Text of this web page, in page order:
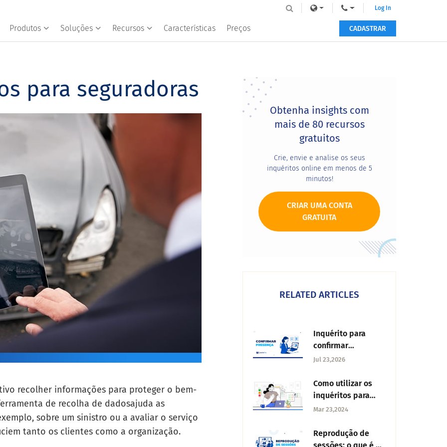
Produtos Soluções Recursos Características Preços
Log In
CADASTRAR
para seguradoras
recolher informações para proteger o bem-
de recolha de dadosajuda as
sobre um sinistro ou a avaliar o serviço
tanto os clientes como a organização.
Primary
SidebarObtenha insights com
mais de 80 recursos
gratuitos
Crie, envie e analise os seus
inquéritos online em menos de 5
minutos!
CRIAR UMA CONTA
GRATUITA
RELATED ARTICLES
Inquérito para
confirmar
presença: como
digital com
exemplos
Jul 23,2026
Como utilizar os
inquéritos para
reduzir a rotação
Mar 23,2024
Reprodução de